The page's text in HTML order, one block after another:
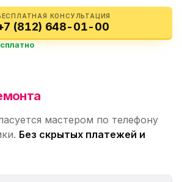
КОНСУЛЬТАЦИЯ
(812) 648-01-00
мастером по телефону
Без скрытых платежей и